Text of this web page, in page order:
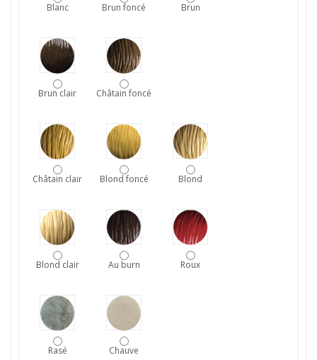
Blanc Brun foncé Brun
Brun clair Châtain foncé
Châtain clair Blond foncé Blond
Blond clair Au burn Roux
Rasé Chauve